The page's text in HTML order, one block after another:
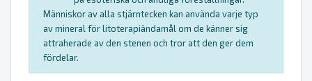
Människor av alla stjärntecken kan använda varje typ
av mineral för litoterapiändamål om de känner sig
attraherade av den stenen och tror att den ger dem
fördelar.